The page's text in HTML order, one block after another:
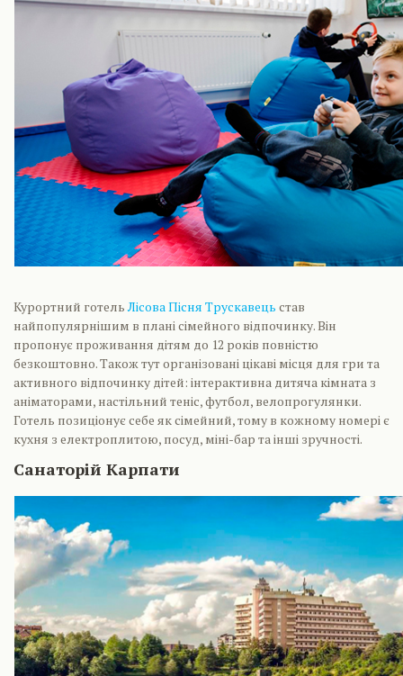
Курортний готельЛісова Пісня Трускавець став
найпопулярнішим в плані сімейного відпочинку. Він
пропонує проживання дітям до 12 років повністю
безкоштовно. Також тут організовані цікаві місця для гри та
активного відпочинку дітей: інтерактивна дитяча кімната з
аніматорами, настільний теніс, футбол, велопрогулянки.
Готель позиціонує себе як сімейний, тому в кожному номері є
кухня з електроплитою, посуд, міні-бар та інші зручності.
Санаторій Карпати